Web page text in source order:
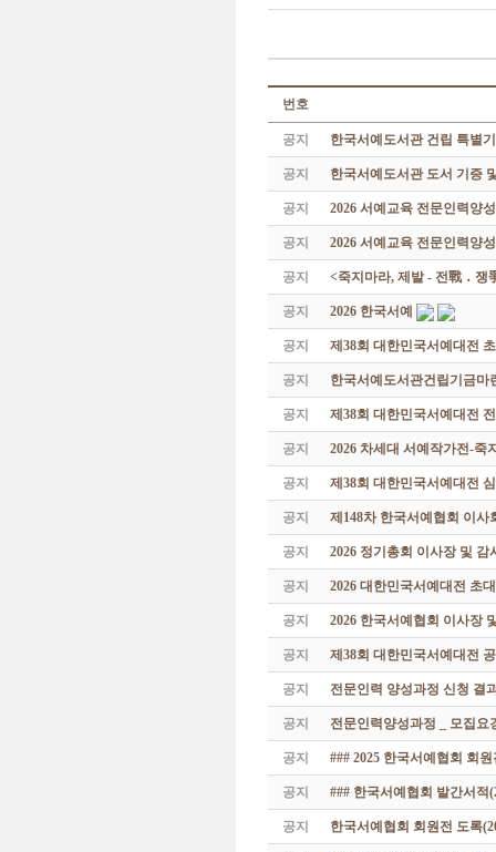
번호
공지 한국서예도서관 건립 특별
공지 한국서예도서관 도서 기증
공지 2026 서예교육 전문인력양
공지 2026 서예교육 전문인력양
공지 <죽지마라, 제발 - 전戰 ․ 쟁
공지 2026 한국서예
공지 제38회 대한민국서예대전
공지 한국서예도서관건립기금마
공지 제38회 대한민국서예대전
공지 2026 차세대 서예작가전-죽
공지 제38회 대한민국서예대전
공지 제148차 한국서예협회 이사
공지 2026 정기총회 이사장 및 감
공지 2026 대한민국서예대전 초
공지 2026 한국서예협회 이사장
공지 제38회 대한민국서예대전
공지 전문인력 양성과정 신청 결
공지 전문인력양성과정 _ 모집요
공지 ### 2025 한국서예협회 회
공지 ### 한국서예협회 발간서적
공지 한국서예협회 회원전 도록